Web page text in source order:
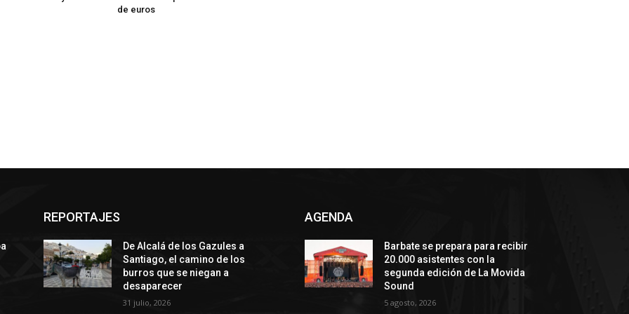
de euros
REPORTAJES
De Alcalá de los Gazules a
Santiago, el camino de los
burros que se niegan a
desaparecer
31 julio, 2026
AGENDA
Barbate se prepara para recibir
20.000 asistentes con la
segunda edición de La Movida
Sound
5 agosto, 2026